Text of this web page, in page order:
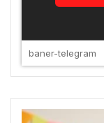
baner-telegram